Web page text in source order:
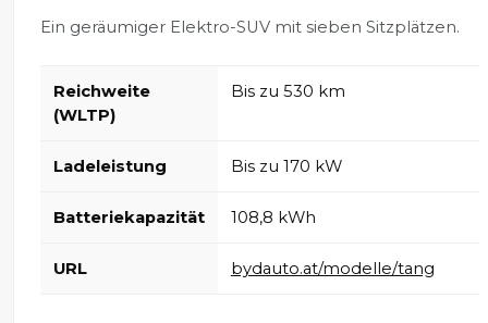
Ein geräumiger Elektro-SUV mit sieben Sitzplätzen.
Reichweite
(WLTP)
Bis zu 530 km
Ladeleistung Bis zu 170 kW
Batteriekapazität 108,8 kWh
URL bydauto.at/modelle/tang